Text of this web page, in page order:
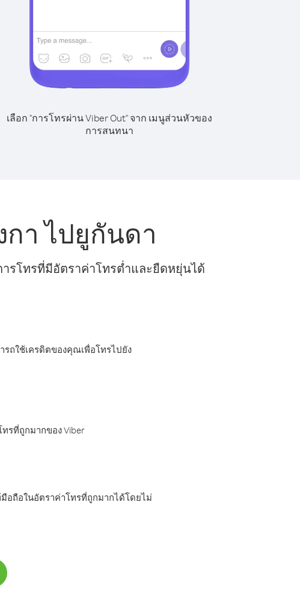
เลือก "การโทรผ่าน Viber Out" จาก เมนูส่วนหัวของ
การสนทนา
า ไปยูกันดา
รโทรที่มีอัตราค่าโทรต่ำและยืดหยุ่นได้
รถใช้เครดิตของคุณเพื่อโทรไปยัง
รที่ถูกมากของ Viber
อถือในอัตราค่าโทรที่ถูกมากได้โดยไม่